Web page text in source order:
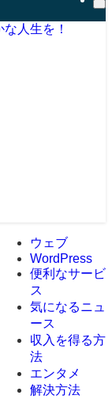
ウェブ
WordPress
便利なサービ
ス
気になるニュ
ース
収入を得る方
法
エンタメ
解決方法